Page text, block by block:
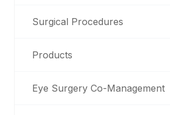
Surgical Procedures
Products
Eye Surgery Co-Management